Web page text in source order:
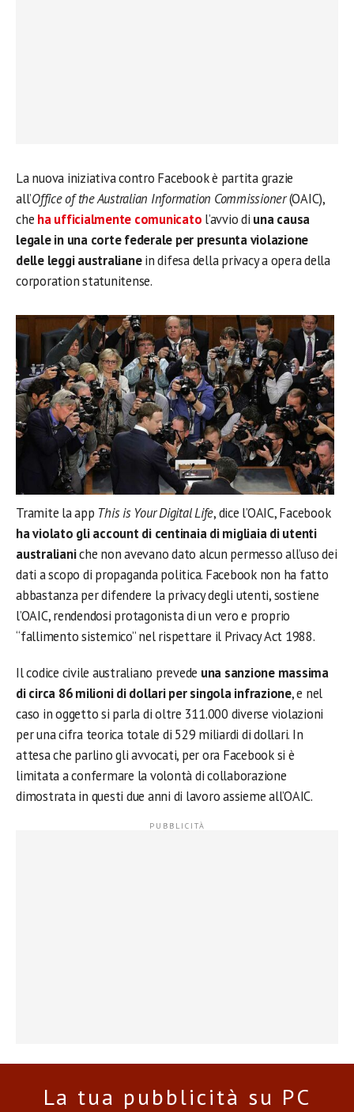
La nuova iniziativa contro Facebook è partita grazie
all’Office of the Australian Information Commissioner(OAIC),
che ha ufficialmente comunicato l’avvio di una causa
legale in una corte federale per presunta violazione
delle leggi australianein difesa della privacy a opera della
corporation statunitense.
Tramite la app This is Your Digital Life, dice l’OAIC, Facebook
ha violato gli account di centinaia di migliaia di utenti
australianiche non avevano dato alcun permesso all’uso dei
dati a scopo di propaganda politica. Facebook non ha fatto
abbastanza per difendere la privacy degli utenti, sostiene
l’OAIC, rendendosi protagonista di un vero e proprio
“fallimento sistemico” nel rispettare il Privacy Act 1988.
Il codice civile australiano prevede una sanzione massima
di circa 86 milioni di dollari per singola infrazione, e nel
caso in oggetto si parla di oltre 311.000 diverse violazioni
per una cifra teorica totale di 529 miliardi di dollari. In
attesa che parlino gli avvocati, per ora Facebook si è
limitata a confermare la volontà di collaborazione
dimostrata in questi due anni di lavoro assieme all’OAIC.
La tua pubblicità su PC